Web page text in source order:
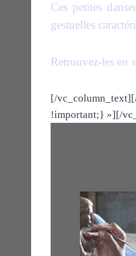
Ces petites
gestuelles
Retrouvez-les en
[/
!important;} »][/